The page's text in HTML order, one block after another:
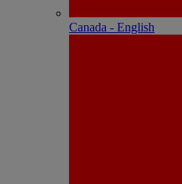
Canada - English